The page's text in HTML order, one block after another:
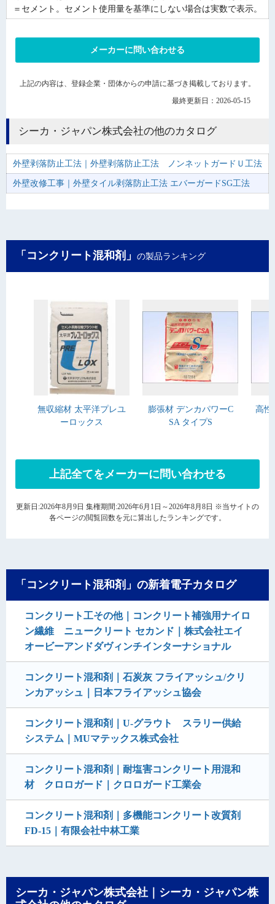
＝セメント。セメント使用量を基準にしない場合は実数で表示。
メーカーに問い合わせる
上記の内容は、登録企業・団体からの申請に基づき掲載しております。
最終更新日：2026-05-15
シーカ・ジャパン株式会社の他のカタログ
外壁剥落防止工法｜外壁剥落防止工法 ノンネットガードＵ工法
外壁改修工事｜外壁タイル剥落防止工法 エバーガードSG工法
「コンクリート混和剤」 の製品ランキング
無収縮材 太平洋プレユ
ーロックス
膨張材 デンカパワーC
SA タイプS
高性
上記全てをメーカーに問い合わせる
更新日:2026年8月9日 集権期間:2026年6月1日～2026年8月8日 ※当サイトの
各ページの閲覧回数を元に算出したランキングです。
「コンクリート混和剤」の新着電子カタログ
コンクリート工その他｜コンクリート補強用ナイロ
ン繊維 ニュークリート セカンド｜株式会社エイ
オービーアンドダヴィンチインターナショナル
コンクリート混和剤｜石炭灰 フライアッシュ/クリ
ンカアッシュ｜日本フライアッシュ協会
コンクリート混和剤｜U-グラウト スラリー供給
システム｜MUマテックス株式会社
コンクリート混和剤｜耐塩害コンクリート用混和
材 クロロガード｜クロロガード工業会
コンクリート混和剤｜多機能コンクリート改質剤
FD-15｜有限会社中林工業
シーカ・ジャパン株式会社｜シーカ・ジャパン株